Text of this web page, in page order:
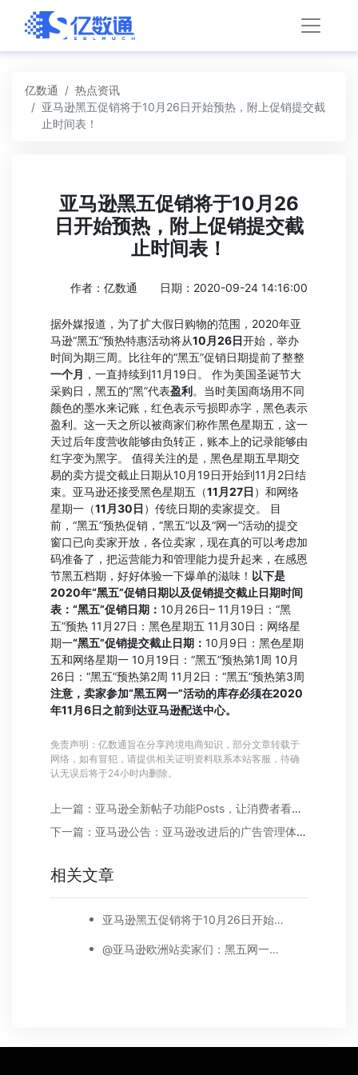
亿数通
热点资讯
亚马逊黑五促销将于10月26日开始预热，附上促销提交​截
止时间表！
亚马逊黑五促销将于10月26
日开始预热，附上促销提交​截
止时间表！
作者：亿数通 日期：2020-09-24 14:16:00
据外媒报道，为了扩大假日购物的范围，2020年亚
马逊“黑五”预热特惠活动将从10月26日开始，举办
时间为期三周。比往年的“黑五”促销日期提前了整整
一个月 ，一直持续到11月19日。 作为美国圣诞节大
采购日，黑五的“黑”代表盈利。当时美国商场用不同
颜色的墨水来记账，红色表示亏损即赤字，黑色表示
盈利。这一天之所以被商家们称作黑色星期五，这一
天过后年度营收能够由负转正，账本上的记录能够由
红字变为黑字。 值得关注的是，黑色星期五早期交
易的卖方提交截止日期从10月19日开始到11月2日结
束。亚马逊还接受黑色星期五（11月27日 ）和网络
星期一（11月30日 ）传统日期的卖家提交。 目
前，“黑五”预热促销，“黑五”以及“网一”活动的提交
窗口已向卖家开放，各位卖家，现在真的可以考虑加
码准备了，把运营能力和管理能力提升起来，在感恩
节黑五档期，好好体验一下爆单的滋味！ 以下是
2020年“黑五”促销日期以及促销提交截止日期时间
表： “黑五”促销日期： 10月26日– 11月19日：“黑
五”预热 11月27日：黑色星期五 11月30日：网络星
期一“黑五”促销提交截止日期： 10月9日：黑色星期
五和网络星期一 10月19日：“黑五”预热第1周 10月
26日：“黑五”预热第2周 11月2日：“黑五”预热第3周
注意，卖家参加“黑五网一”活动的库存必须在2020
年11月6日之前到达亚马逊配送中心。
免责声明：亿数通旨在分享跨境电商知识，部分文章转载于
网络，如有冒犯，请提供相关证明资料联系本站客服，待确
认无误后将于24小时内删除。
上一篇：亚马逊全新帖子功能Posts，让消费者看帖不忘留关注！
下一篇：亚马逊公告：亚马逊改进后的广告管理体验上线
相关文章
亚马逊黑五促销将于10月26日开始预热，附上促销提交​截止时间表！
@亚马逊欧洲站卖家们：黑五网一促销提报要求详解来啦！